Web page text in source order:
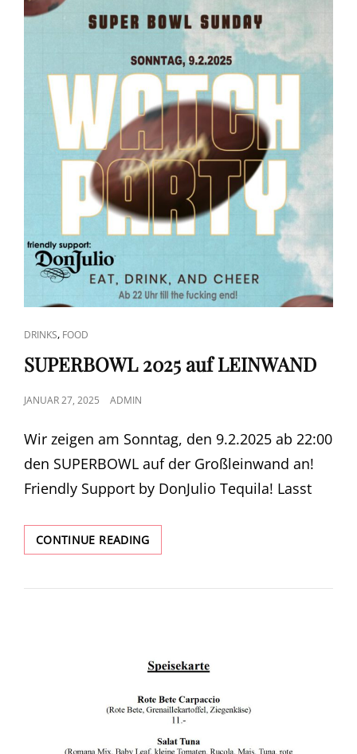
CAT
LINKS
DRINKS, FOOD
SUPERBOWL 2025 auf LEINWAND
POSTED
JANUAR 27, 2025 ADMIN
Wir zeigen am Sonntag, den 9.2.2025 ab 22:00
den SUPERBOWL auf der Großleinwand an!
Friendly Support by DonJulio Tequila! Lasst
CONTINUE READINGSUPERBOWL
2025
LEINWAND